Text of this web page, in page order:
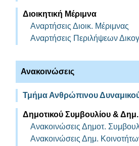
Διοικητική Μέριμνα
Αναρτήσεις Διοικ. Μέριμνας
Αναρτήσεις Περιλήψεων
Ανακοινώσεις
Τμήμα Ανθρώπινου
Δημοτικού Συμβουλίου &
Ανακοινώσεις Δημοτ.
Ανακοινώσεις Δημ.